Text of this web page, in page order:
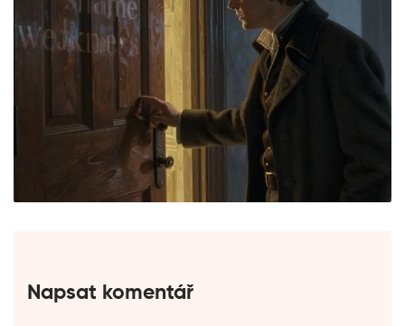
Napsat komentář